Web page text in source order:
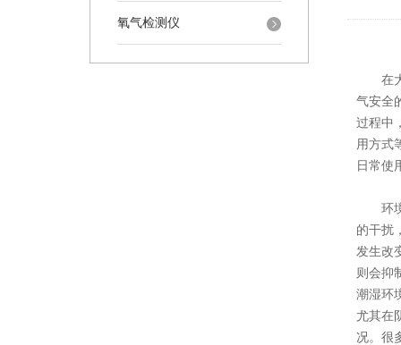
氧气检测仪
在大
气安全
过程中
用方式
日常使
环境
的干扰
发生改
则会抑
潮湿环
尤其在
况。很